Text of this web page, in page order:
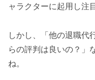
ャラクターに起用し注
しかし、「他の退職代
らの評判は良いの？」
ね。